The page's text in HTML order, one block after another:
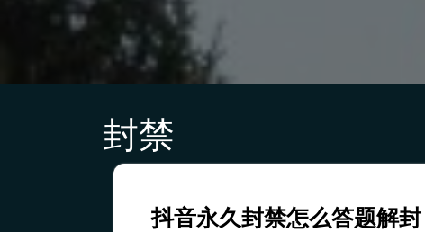
封禁
抖音永久封禁怎么答题解